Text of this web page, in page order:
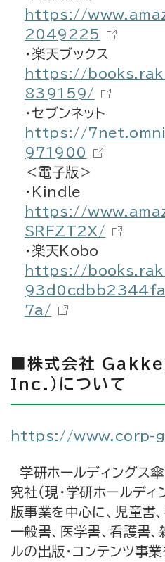
https://
2049225
・楽天ブックス
https://
839159/
・セブンネット
https://
971900
＜電子版＞
・Kindle
https://
SRFZT2X/
・楽天Kobo
https://
7a/
■株式会社
Inc.）について
https://www.corp-
学研ホールディングス
究社（現・学研ホールディ
版事業を中心に、児童書
一般書、医学書、看護書
ルの出版・コンテンツ事